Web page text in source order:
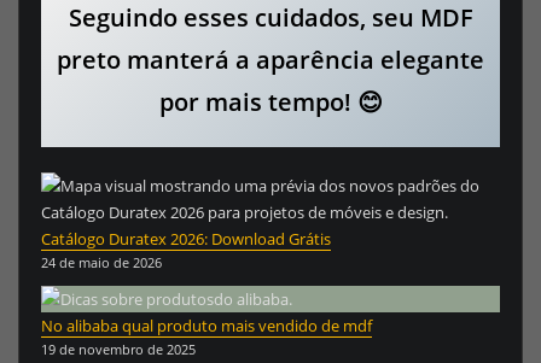
Seguindo esses cuidados, seu MDF
preto manterá a aparência elegante
por mais tempo! 😊
Catálogo Duratex 2026: Download Grátis
24 de maio de 2026
No alibaba qual produto mais vendido de mdf
19 de novembro de 2025